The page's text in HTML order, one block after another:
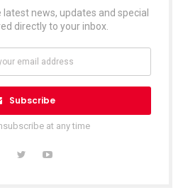
news, updates and special
directly to your inbox.
Subscribe
at any time